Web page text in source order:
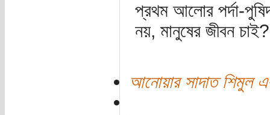
প্রথম আলোর পর্দা-
নয়, মানুষের জীবন চাই?
আনোয়ার সাদাত শিমুল